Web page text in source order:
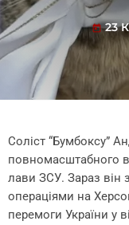
today 23
Соліст “Бумбоксу”
повномасштабного
лави ЗСУ. Зараз він
операціями на
перемоги України у